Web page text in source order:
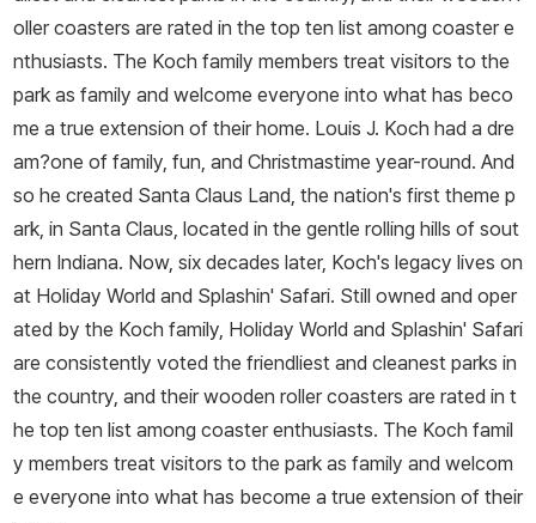
oller coasters are rated in the top ten list among coaster e
nthusiasts. The Koch family members treat visitors to the
park as family and welcome everyone into what has beco
me a true extension of their home. Louis J. Koch had a dre
am?one of family, fun, and Christmastime year-round. And
so he created Santa Claus Land, the nation's first theme p
ark, in Santa Claus, located in the gentle rolling hills of sout
hern Indiana. Now, six decades later, Koch's legacy lives on
at Holiday World and Splashin' Safari. Still owned and oper
ated by the Koch family, Holiday World and Splashin' Safari
are consistently voted the friendliest and cleanest parks in
the country, and their wooden roller coasters are rated in t
he top ten list among coaster enthusiasts. The Koch famil
y members treat visitors to the park as family and welcom
e everyone into what has become a true extension of their